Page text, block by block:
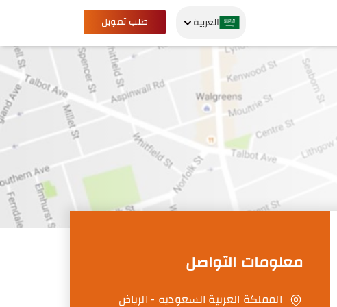
العربية طلب تمويل
معلومات التواصل
المملكة العربية السعوديه - الرياض